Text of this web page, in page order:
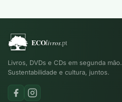
Livros, DVDs e CDs em segunda mão.
Sustentabilidade e cultura, juntos.